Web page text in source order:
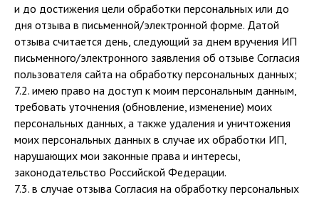
и до достижения цели обработки персональных или до
дня отзыва в письменной/электронной форме. Датой
отзыва считается день, следующий за днем вручения ИП
письменного/электронного заявления об отзыве Согласия
пользователя сайта на обработку персональных данных;
7.2. имею право на доступ к моим персональным данным,
требовать уточнения (обновление, изменение) моих
персональных данных, а также удаления и уничтожения
моих персональных данных в случае их обработки ИП,
нарушающих мои законные права и интересы,
законодательство Российской Федерации.
7.3. в случае отзыва Согласия на обработку персональных